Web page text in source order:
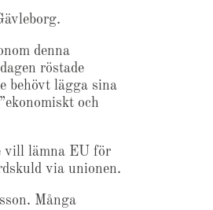
denna
röstade
behövt lägga sina
och
vill lämna EU för
via unionen.
Många